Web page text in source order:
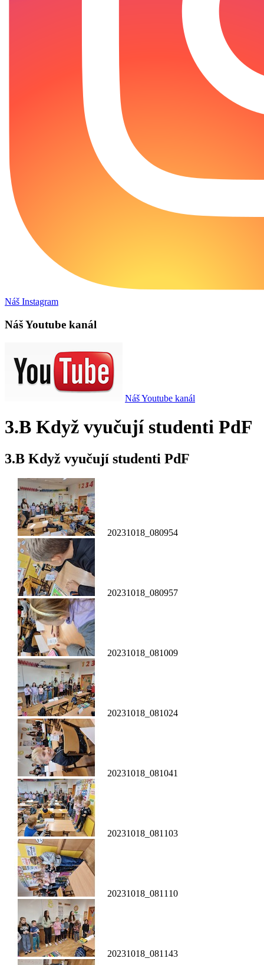
Náš Instagram
Náš Youtube kanál
Náš Youtube kanál
3.B Když vyučují studenti PdF
3.B Když vyučují studenti PdF
20231018_080954
20231018_080957
20231018_081009
20231018_081024
20231018_081041
20231018_081103
20231018_081110
20231018_081143